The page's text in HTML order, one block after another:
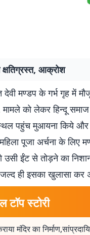
क्षतिग्रस्त, आक्रोश
मण्डप के गर्भ गृह में
को लेकर हिन्दू
पहुंच मुआयना किये
पूजा अर्चना के लिए
उसी ईंट से तोड़ने का
ही इसका खुलासा कर
टॉप स्टोरी
मंदिर का